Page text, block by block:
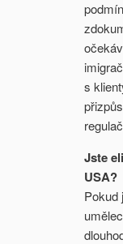
s
Jste
USA?
Pokud